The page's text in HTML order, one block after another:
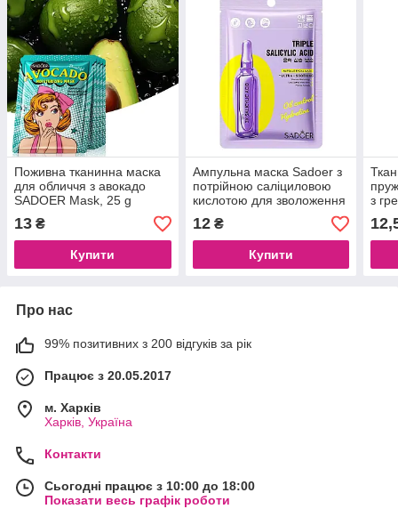
Поживна тканинна маска
для обличчя з авокадо
SADOER Mask, 25 g
13 ₴
Купити
Ампульна маска Sadoer з
потрійною саліциловою
кислотою для зволоження
та заспокоєння висипів, 25
ml
12₴
Купити
з
ml
Про нас
99% позитивних з 200 відгуків за рік
Працює з 20.05.2017
м. Харків
Харків, Україна
Контакти
Сьогодні працює з 10:00 до 18:00
Показати весь графік роботи